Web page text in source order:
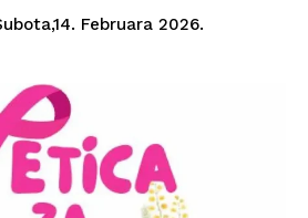
Februara 2026.